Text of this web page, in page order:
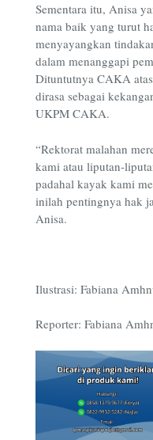
Sementara itu, Anisa
nama baik yang turut
menyayangkan
dalam menanggapi
Dituntutnya CAKA
dirasa sebagai
UKPM CAKA.
“Rektorat malahan
kami atau liputan-
padahal kayak kami
inilah pentingnya hak
Anisa.
Ilustrasi: Fabiana
Reporter: Fabiana